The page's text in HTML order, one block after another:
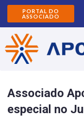
PORTAL DO
ASSOCIADO
Associado
especial no